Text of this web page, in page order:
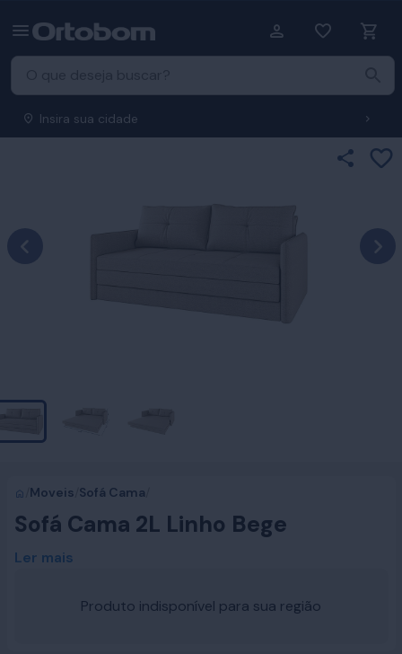
Insira sua cidade
Moveis Sofá Cama
Sofá Cama 2L Linho Bege
Ler mais
Produto indisponível para sua região